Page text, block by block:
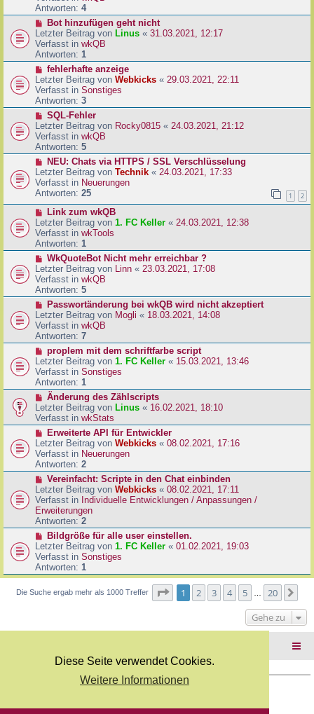
Diese Seite verwendet Cookies.
Weitere Informationen
i
t
a
g
r
B
e
i
t
r
a
g
Antworten: 4
N
e
u
e
r
B
e
i
t
a
g
Bot hinzufügen geht nicht
Letzter Beitrag von Linus « 31.03.2021, 12:17
Verfasst in wkQB
Antworten: 1
N
e
u
e
r
B
e
i
t
a
g
fehlerhafte anzeige
Letzter Beitrag von Webkicks « 29.03.2021, 22:11
Verfasst in Sonstiges
Antworten: 3
N
e
u
e
r
B
e
i
t
a
g
SQL-Fehler
Letzter Beitrag von Rocky0815 « 24.03.2021, 21:12
Verfasst in wkQB
Antworten: 5
N
e
u
e
r
B
e
i
t
a
g
NEU: Chats via HTTPS / SSL Verschlüsselung
Letzter Beitrag von Technik « 24.03.2021, 17:33
Verfasst in Neuerungen
Antworten: 25 1 2
N
e
u
e
r
B
e
i
t
a
g
Link zum wkQB
Letzter Beitrag von 1. FC Keller « 24.03.2021, 12:38
Verfasst in wkTools
Antworten: 1
N
e
u
e
r
B
e
i
t
a
g
WkQuoteBot Nicht mehr erreichbar ?
Letzter Beitrag von Linn « 23.03.2021, 17:08
Verfasst in wkQB
Antworten: 5
N
e
u
e
r
B
e
i
t
a
g
Passwortänderung bei wkQB wird nicht akzeptiert
Letzter Beitrag von Mogli « 18.03.2021, 14:08
Verfasst in wkQB
Antworten: 7
N
e
u
e
r
B
e
i
r
a
g
proplem mit dem schriftfarbe script
Letzter Beitrag von 1. FC Keller « 15.03.2021, 13:46
Verfasst in Sonstiges
Antworten: 1
N
e
u
e
r
B
e
i
r
a
g
Änderung des Zählscripts
Letzter Beitrag von Linus « 16.02.2021, 18:10
Verfasst in wkStats
N
e
u
e
r
B
e
i
t
r
a
g
Erweiterte API für Entwickler
Letzter Beitrag von Webkicks « 08.02.2021, 17:16
Verfasst in Neuerungen
Antworten: 2
N
e
u
e
r
B
e
i
t
r
g
Vereinfacht: Scripte in den Chat einbinden
Letzter Beitrag von Webkicks « 08.02.2021, 17:11
Verfasst in Individuelle Entwicklungen / Anpassungen /
Erweiterungen
Antworten: 2
N
e
u
e
r
B
e
r
Bildgröße für alle user einstellen.
Letzter Beitrag von 1. FC Keller « 01.02.2021, 19:03
Verfasst in Sonstiges
Antworten: 1
Die Suche ergab mehr als 1000 Treffer Seite von
1 2 3 4 5 20
Gehe zu
Deutsche Übersetzung durchphpBB.de